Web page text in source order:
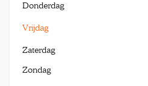
Donderdag
Vrijdag
Zaterdag
Zondag